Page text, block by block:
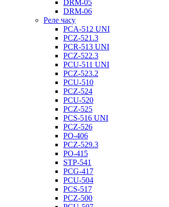
DRM-05
DRM-06
Реле часу
PCA-512 UNI
PCZ-521.3
PCR-513 UNI
PCZ-522.3
PCU-511 UNI
PCZ-523.2
PCU-510
PCZ-524
PCU-520
PCZ-525
PCS-516 UNI
PCZ-526
PO-406
PCZ-529.3
PO-415
STP-541
PCG-417
PCU-504
PCS-517
PCZ-500